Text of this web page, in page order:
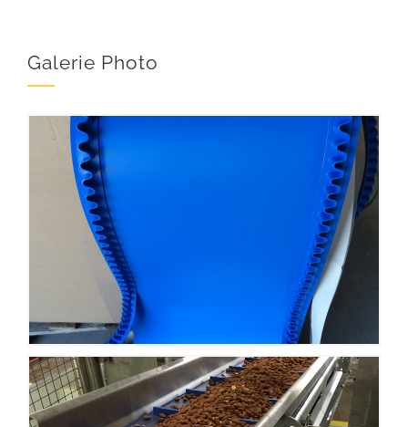
Galerie Photo